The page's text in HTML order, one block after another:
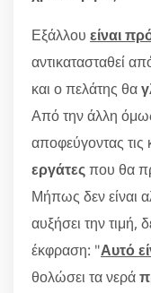
Εξάλλου είναι
αντικατασταθεί
και ο πελάτης θα
Από την άλλη
αποφεύγοντας τις
εργάτεςπου θα
Μήπως δεν είναι
αυξήσει την τιμή,
έκφραση: "Αυτό
θολώσει τα νερά